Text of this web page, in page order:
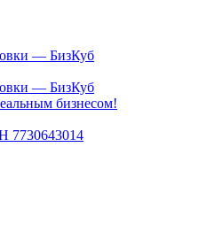
— БизКуб
— БизКуб
бизнесом!